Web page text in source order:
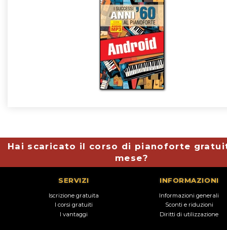
Hai scaricato il corso di pianoforte
mese?
SERVIZI
Iscrizione gratuita
I corsi gratuiti
I vantaggi
INFORMAZIONI
Informazioni generali
Sconti e riduzioni
Diritti di utilizzazione